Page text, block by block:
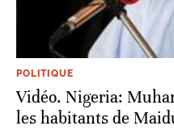
POLITIQUE
Vidéo. Nigeria:
les habitants de